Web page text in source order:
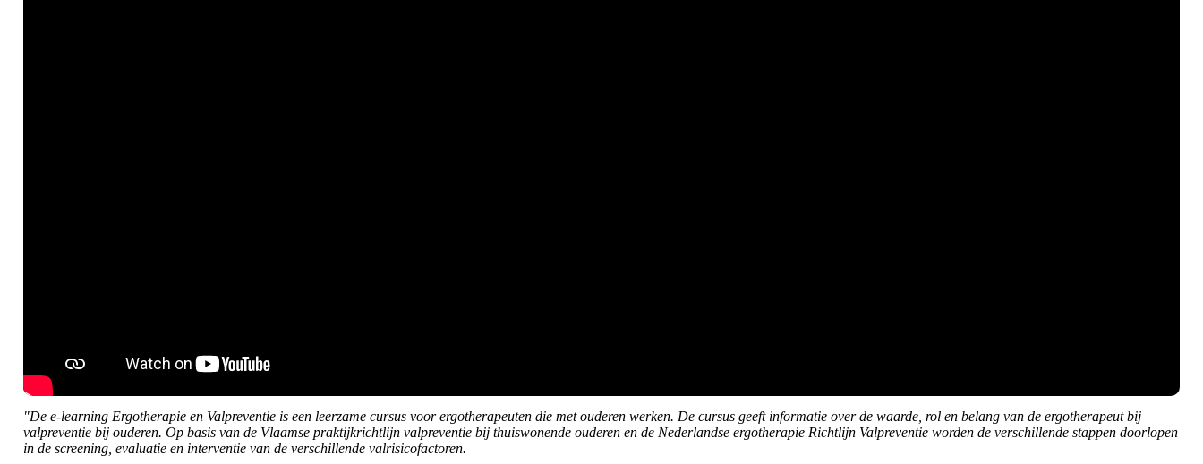
"De e-learning Ergotherapie en Valpreventie is een leerzame cursus voor ergotherapeuten die met ouderen werken. De cursus geeft informatie over de waarde, rol en belang van de ergotherapeut bij
valpreventie bij ouderen. Op basis van de Vlaamse praktijkrichtlijn valpreventie bij thuiswonende ouderen en de Nederlandse ergotherapie Richtlijn Valpreventie worden de verschillende stappen doorlopen
in de screening, evaluatie en interventie van de verschillende valrisicofactoren.